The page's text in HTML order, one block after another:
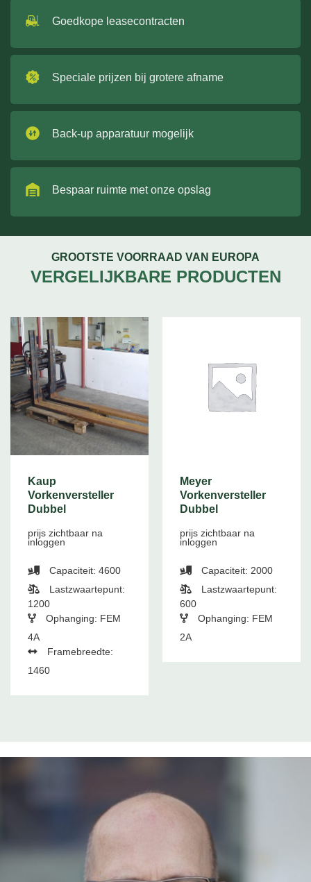
Goedkope leasecontracten
Speciale prijzen bij grotere afname
Back-up apparatuur mogelijk
Bespaar ruimte met onze opslag
GROOTSTE VOORRAAD VAN EUROPA
VERGELIJKBARE PRODUCTEN
Kaup
Vorkenversteller
Dubbel
prijs zichtbaar na
inloggen
Capaciteit: 4600
Lastzwaartepunt:
1200
Ophanging: FEM
4A
Framebreedte:
1460
Meyer
Vorkenversteller
Dubbel
prijs zichtbaar na
inloggen
Capaciteit: 2000
Lastzwaartepunt:
600
Ophanging: FEM
2A